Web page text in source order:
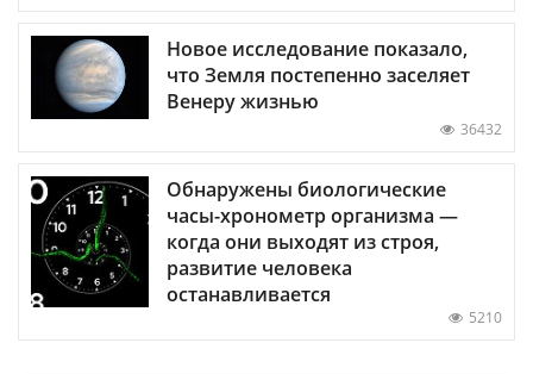
Новое исследование показало,
что Земля постепенно заселяет
Венеру жизнью
36432
Обнаружены биологические
часы-хронометр организма —
когда они выходят из строя,
развитие человека
останавливается
5210